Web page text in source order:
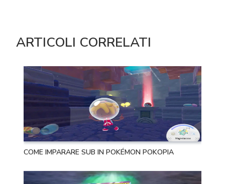
ARTICOLI CORRELATI
COME IMPARARE SUB IN POKÉMON POKOPIA